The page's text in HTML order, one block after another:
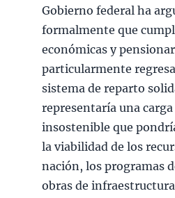
Gobierno federal ha
formalmente que
económicas y
particularmente
sistema de reparto
representaría una
insostenible que
la viabilidad de los
nación, los programas
obras de